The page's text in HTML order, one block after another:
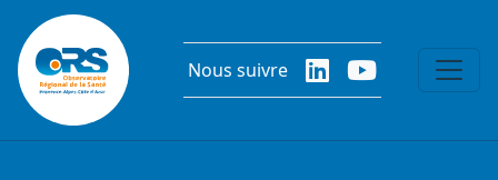
Aller au contenu principal
Nous suivre